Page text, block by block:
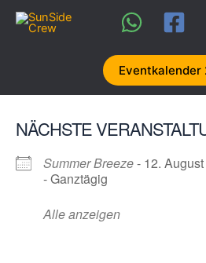
Inhalt
Eventkalender
NÄCHSTE
Summer Breeze- 12.
- Ganztägig
Alle anzeigen